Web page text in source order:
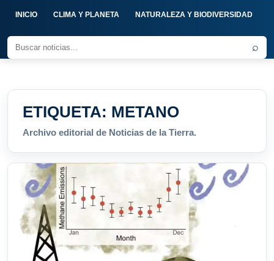
INICIO CLIMA Y PLANETA NATURALEZA Y BIODIVERSIDAD
⌕
ETIQUETA: METANO
Archivo editorial de Noticias de la Tierra.